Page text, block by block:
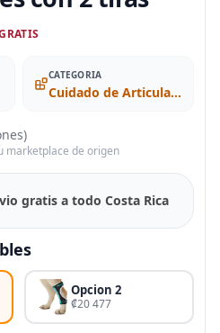
CATEGORIA
Cuidado de Articulación de Cadera
marketplace de origen
gratis a todo Costa Rica
Opcion 2
₡20 477